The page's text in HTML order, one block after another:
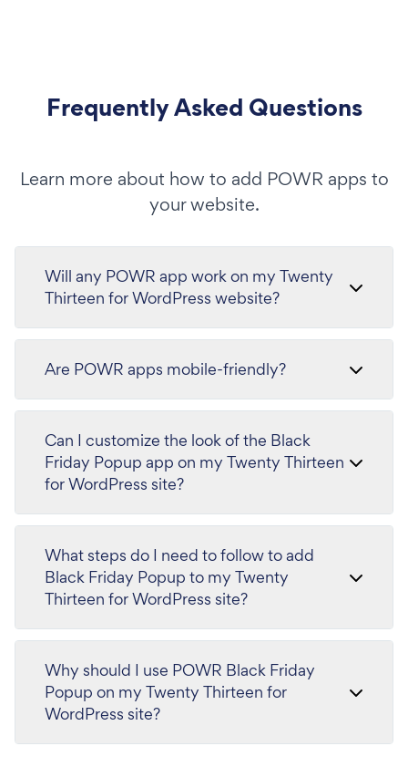
Frequently Asked Questions
Learn more about how to add POWR apps to
your website.
Will any POWR app work on my Twenty
Thirteen for WordPress website?
Are POWR apps mobile-friendly?
Can I customize the look of the Black
Friday Popup app on my Twenty Thirteen
for WordPress site?
What steps do I need to follow to add
Black Friday Popup to my Twenty
Thirteen for WordPress site?
Why should I use POWR Black Friday
Popup on my Twenty Thirteen for
WordPress site?